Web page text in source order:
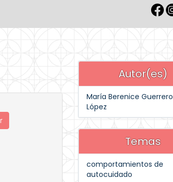
Autor(es)
María Berenice Guerrero
López
Temas
comportamientos de
autocuidado